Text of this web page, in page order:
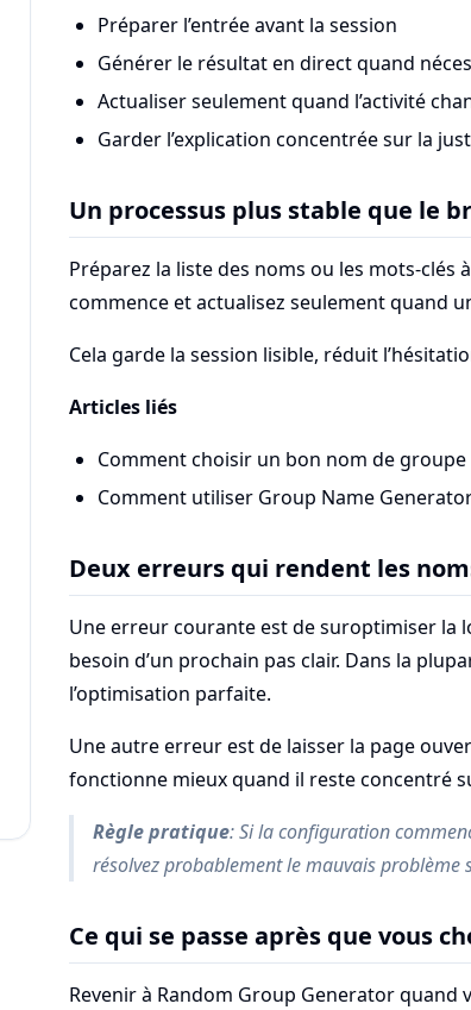
Préparer l’entrée avant la session
Générer le résultat en direct quand
Actualiser seulement quand l’activité
Garder l’explication concentrée sur la
Un processus plus stable que le
Préparez la liste des noms ou les mots-clés
commence et actualisez seulement quand
Cela garde la session lisible, réduit
Articles liés
Comment choisir un bon nom de groupe
Comment utiliser Group Name
Deux erreurs qui rendent les
Une erreur courante est de suroptimiser
besoin d’un prochain pas clair. Dans la
l’optimisation parfaite.
Une autre erreur est de laisser la page
fonctionne mieux quand il reste concentré
Règle pratique: Si la configuration
résolvez probablement le mauvais problème
Ce qui se passe après que vous
Revenir à Random Group Generator quand